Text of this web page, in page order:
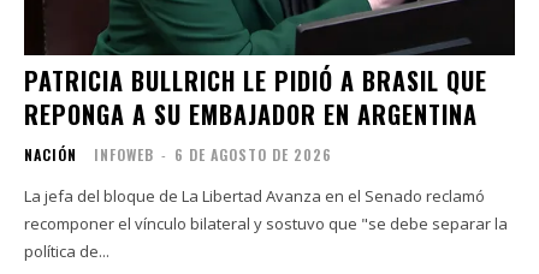
PATRICIA BULLRICH LE PIDIÓ A BRASIL QUE
REPONGA A SU EMBAJADOR EN ARGENTINA
NACIÓN INFOWEB - 6 DE AGOSTO DE 2026
La jefa del bloque de La Libertad Avanza en el Senado reclamó
recomponer el vínculo bilateral y sostuvo que "se debe separar la
política de...